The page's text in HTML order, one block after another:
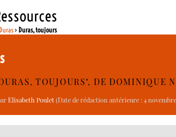
> Duras, toujours
TOUJOURS", DE DOMINIQUE
Elisabeth Poulet(Date de rédaction antérieure : 4